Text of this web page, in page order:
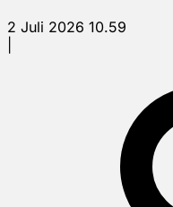
2 Juli 2026 10.59